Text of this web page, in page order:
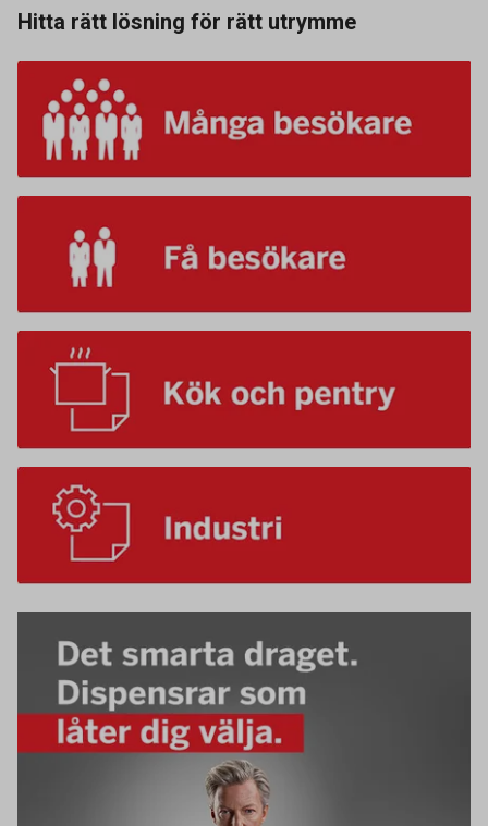
Hitta rätt lösning för rätt utrymme